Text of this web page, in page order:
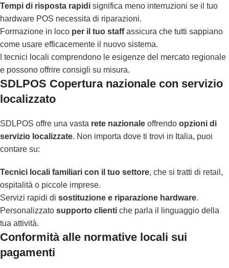
Tempi di risposta rapidi significa meno interruzioni se il tuo
hardware POS necessita di riparazioni.
Formazione in loco per il tuo staffassicura che tutti sappiano
come usare efficacemente il nuovo sistema.
I tecnici locali comprendono le esigenze del mercato regionale
e possono offrire consigli su misura.
SDLPOS Copertura nazionale con servizio
localizzato
SDLPOS offre una vasta rete nazionale offrendo opzioni di
servizio localizzate. Non importa dove ti trovi in Italia, puoi
contare su:
Tecnici locali familiari con il tuo settore, che si tratti di retail,
ospitalità o piccole imprese.
Servizi rapidi di sostituzione e riparazione hardware.
Personalizzato supporto clienti che parla il linguaggio della
tua attività.
Conformità alle normative locali sui
pagamenti